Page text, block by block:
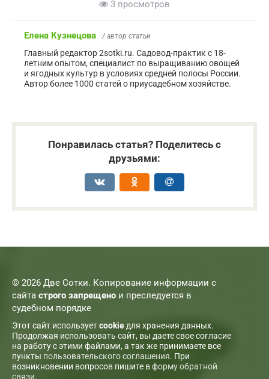
3 просмотров
Елена Кузнецова / автор статьи
Главный редактор 2sotki.ru. Садовод-практик с 18-
летним опытом, специалист по выращиванию овощей
и ягодных культур в условиях средней полосы России.
Автор более 1000 статей о приусадебном хозяйстве.
Понравилась статья? Поделитесь с
друзьями:
© 2026 Две Сотки. Копирование информации с
сайта строго запрещено и преследуется в
судебном порядке
Этот сайт используетcookieдля хранения данных.
Продолжая использовать сайт, вы даете свое согласие
на работу с этими файлами, а так же принимаете все
пункты пользовательского соглашения. При
возникновении вопросов пишите вформу обратной
связи.